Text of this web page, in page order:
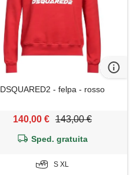
DSQUARED2 - felpa - rosso
140,00 € 143,00 €
Sped. gratuita
S XL